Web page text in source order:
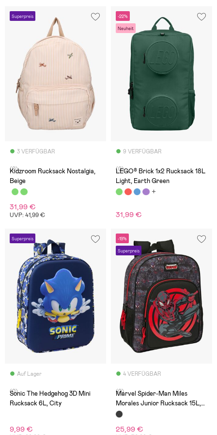
Superpreis
3 VERFÜGBAR
(0)
Kidzroom Rucksack Nostalgia,
Beige
31,99 €
UVP: 41,99 €
-22%
Neuheit
9 VERFÜGBAR
(0)
LEGO® Brick 1x2 Rucksack 18L
Light, Earth Green
31,99 €
Superpreis
Auf Lager
(0)
Sonic The Hedgehog 3D Mini
Rucksack 6L, City
9,99 €
-19%
Superpreis
4 VERFÜGBAR
(0)
Marvel Spider-Man Miles
Morales Junior Rucksack 15L,
Schwarz
25,99 €